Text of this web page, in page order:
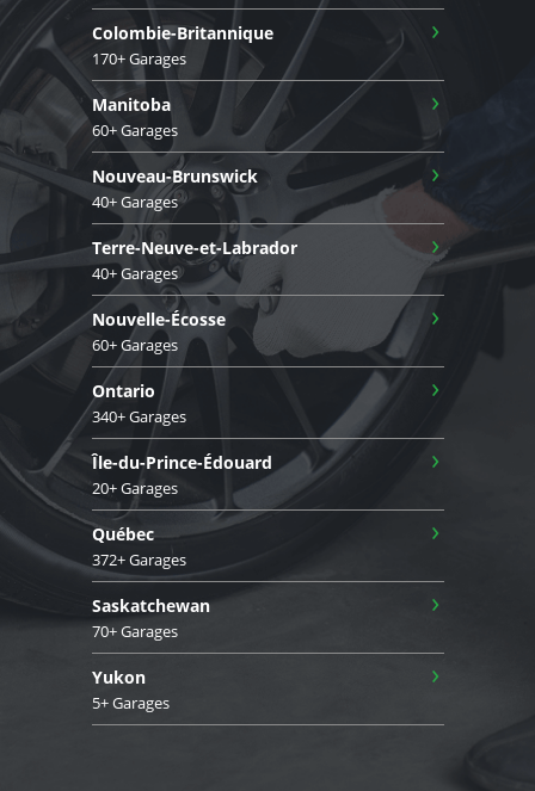
Colombie-Britannique
170+ Garages
›
Manitoba
60+ Garages
›
Nouveau-Brunswick
40+ Garages
›
Terre-Neuve-et-Labrador
40+ Garages
›
Nouvelle-Écosse
60+ Garages
›
Ontario
340+ Garages
›
Île-du-Prince-Édouard
20+ Garages
›
Québec
372+ Garages
›
Saskatchewan
70+ Garages
›
Yukon
5+ Garages
›